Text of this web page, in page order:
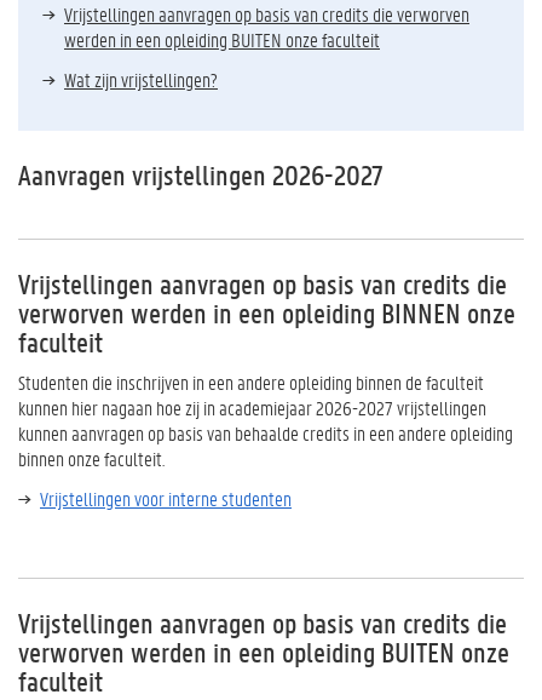
Vrijstellingen aanvragen op basis van credits die verworven
werden in een opleiding BUITEN onze faculteit
Wat zijn vrijstellingen?
Aanvragen vrijstellingen 2026-2027
Vrijstellingen aanvragen op basis van credits die
verworven werden in een opleiding BINNEN onze
faculteit
Studenten die inschrijven in een andere opleiding binnen de faculteit
kunnen hier nagaan hoe zij in academiejaar 2026-2027 vrijstellingen
kunnen aanvragen op basis van behaalde credits in een andere opleiding
binnen onze faculteit.
Vrijstellingen voor interne studenten
Vrijstellingen aanvragen op basis van credits die
verworven werden in een opleiding BUITEN onze
faculteit